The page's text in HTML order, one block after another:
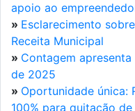
apoio ao
» Esclarecimento
Receita Municipal
» Contagem
de 2025
» Oportunidade única:
100% para quitação